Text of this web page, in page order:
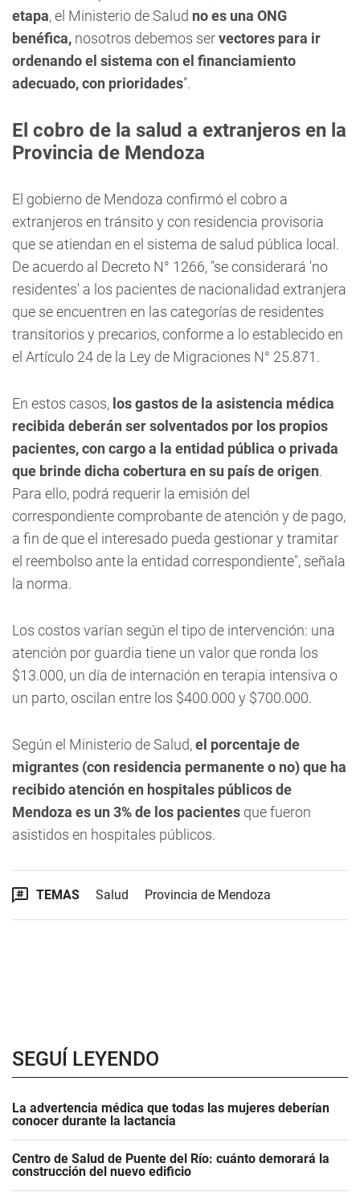
etapa, el Ministerio de Salud no es una ONG
benéfica, nosotros debemos servectores para ir
ordenando el sistema con el financiamiento
adecuado, con prioridades”.
El cobro de la salud a extranjeros en la
Provincia de Mendoza
El gobierno de Mendoza confirmó el cobro a
extranjeros en tránsito y con residencia provisoria
que se atiendan en el sistema de salud pública local.
De acuerdo al Decreto N° 1266, "se considerará 'no
residentes' a los pacientes de nacionalidad extranjera
que se encuentren en las categorías de residentes
transitorios y precarios, conforme a lo establecido en
el Artículo 24 de la Ley de Migraciones N° 25.871.
En estos casos, los gastos de la asistencia médica
recibida deberán ser solventados por los propios
pacientes, con cargo a la entidad pública o privada
que brinde dicha cobertura en su país de origen.
Para ello, podrá requerir la emisión del
correspondiente comprobante de atención y de pago,
a fin de que el interesado pueda gestionar y tramitar
el reembolso ante la entidad correspondiente", señala
la norma.
Los costos varían según el tipo de intervención: una
atención por guardia tiene un valor que ronda los
$13.000, un día de internación en terapia intensiva o
un parto, oscilan entre los $400.000 y $700.000.
Según el Ministerio de Salud,el porcentaje de
migrantes (con residencia permanente o no) que ha
recibido atención en hospitales públicos de
Mendoza es un 3% de los pacientes que fueron
asistidos en hospitales públicos.
TEMAS Salud Provincia de Mendoza
SEGUÍ LEYENDO
La advertencia médica que todas las mujeres deberían
conocer durante la lactancia
Centro de Salud de Puente del Río: cuánto demorará la
construcción del nuevo edificio